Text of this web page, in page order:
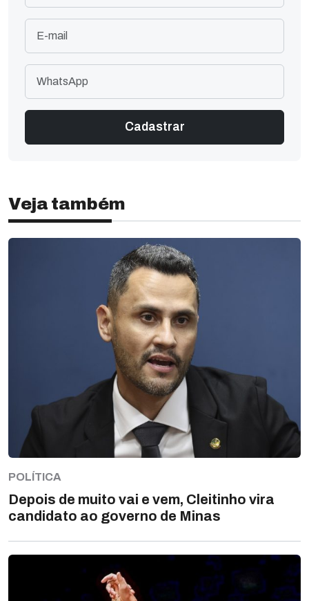
Veja também
POLÍTICA
Depois de muito vai e vem, Cleitinho vira
candidato ao governo de Minas